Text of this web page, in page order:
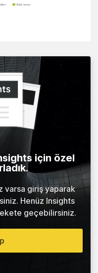
için özel
varsa giriş yaparak
Henüz Insights
geçebilirsiniz.